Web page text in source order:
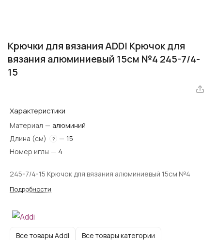
Крючки для вязания ADDI Крючок для
вязания алюминиевый 15см №4 245-7/4-
15
Характеристики
Материал — алюминий
Длина (см)
? — 15
Номер иглы — 4
245-7/4-15 Крючок для вязания алюминиевый 15см №4
Подробности
Все товары Addi Все товары категории